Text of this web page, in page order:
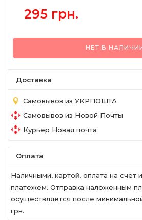
295 грн.
НЕТ В
Доставка
Самовывоз из УКРПОШТА
Самовывоз из Новой Почты
Курьер Новая почта
Оплата
Наличными, картой, оплата на счет
платежем. Отправка наложенным
осуществляется после
грн.